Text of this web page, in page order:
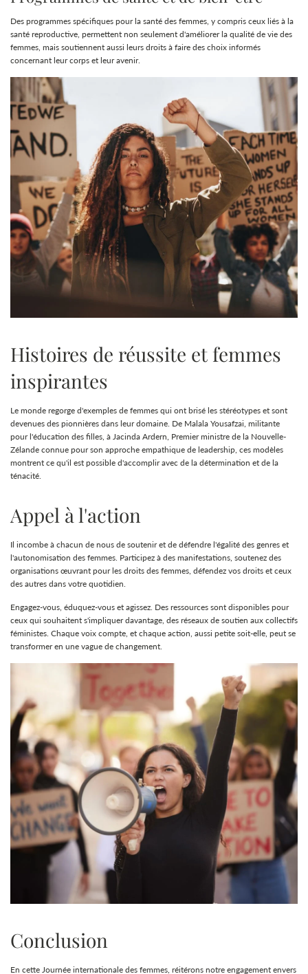
Des programmes spécifiques pour la santé des femmes, y compris ceux liés à la
santé reproductive, permettent non seulement d'améliorer la qualité de vie des
femmes, mais soutiennent aussi leurs droits à faire des choix informés
concernant leur corps et leur avenir.
Histoires de réussite et femmes
inspirantes
Le monde regorge d'exemples de femmes qui ont brisé les stéréotypes et sont
devenues des pionnières dans leur domaine. De Malala Yousafzai, militante
pour l'éducation des filles, à Jacinda Ardern, Premier ministre de la Nouvelle-
Zélande connue pour son approche empathique de leadership, ces modèles
montrent ce qu'il est possible d'accomplir avec de la détermination et de la
ténacité.
Appel à l'action
Il incombe à chacun de nous de soutenir et de défendre l'égalité des genres et
l'autonomisation des femmes. Participez à des manifestations, soutenez des
organisations œuvrant pour les droits des femmes, défendez vos droits et ceux
des autres dans votre quotidien.
Engagez-vous, éduquez-vous et agissez. Des ressources sont disponibles pour
ceux qui souhaitent s'impliquer davantage, des réseaux de soutien aux collectifs
féministes. Chaque voix compte, et chaque action, aussi petite soit-elle, peut se
transformer en une vague de changement.
Conclusion
En cette Journée internationale des femmes, réitérons notre engagement envers